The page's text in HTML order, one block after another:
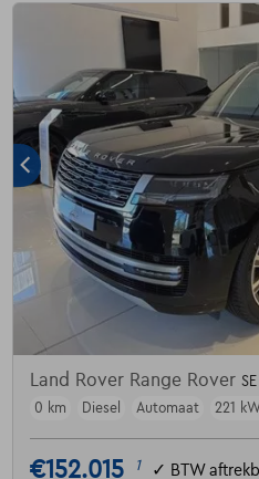
Land Rover Range Rover SE
0 km
Diesel Automaat 221
€152.015 1 ✓ BTW